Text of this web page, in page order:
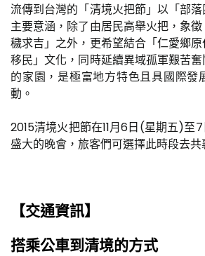
流傳到台灣的「清境火把節」以「部
主要意涵，除了由居民高舉火把，象
穢求吉」之外，更希望結合「仁愛鄉
移民」文化，同時延續異域孤軍艱苦
的家園，是極富地方特色且具國際發
動。
2015清境火把節在11月6日(星期五)至
盛大的晚會，旅客們可選擇此時段去共
【交通資訊】
搭乘公車到清境的方式